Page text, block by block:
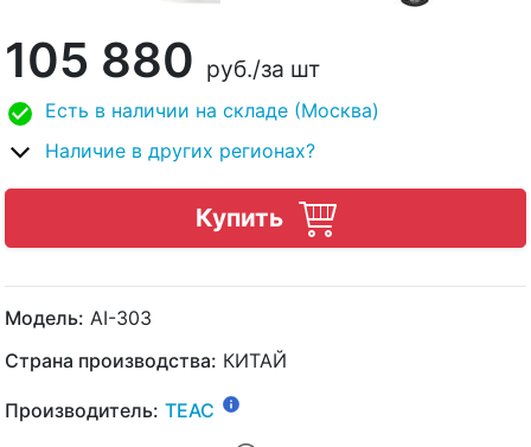
105 880 руб./за шт
Есть в наличии на складе (Москва)
Наличие в других регионах?
Купить
Модель: AI-303
Страна производства: КИТАЙ
Производитель: TEAC